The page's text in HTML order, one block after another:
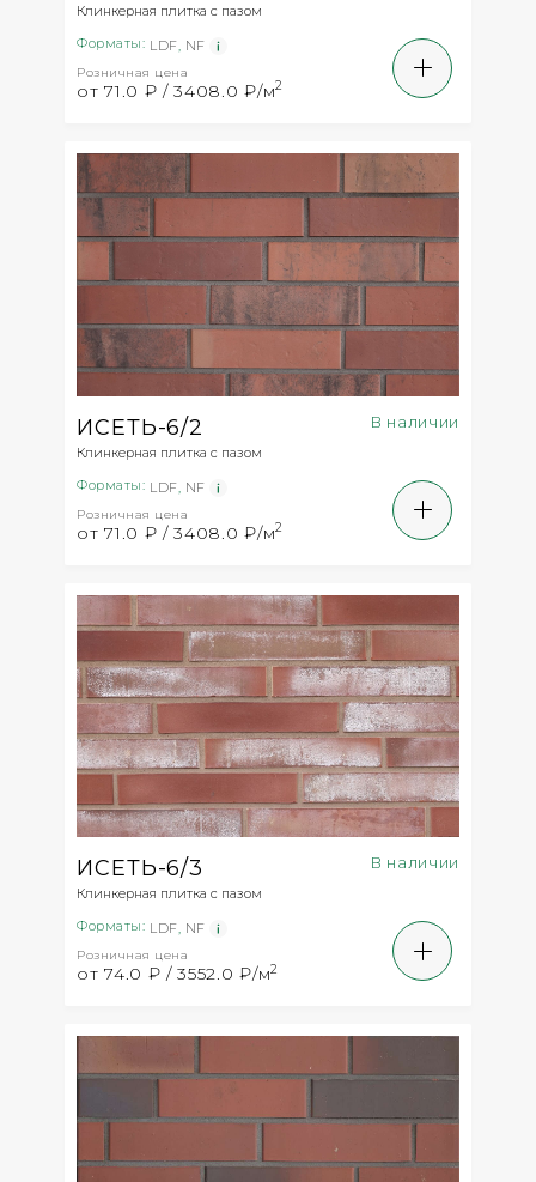
Клинкерная плитка с пазом
Форматы: LDF NF
Розничная цена
от 71.0 ₽ / 3408.0 ₽/м2
ИСЕТЬ-6/2
Клинкерная плитка с пазом
В наличии
Форматы: LDF NF
Розничная цена
от 71.0 ₽ / 3408.0 ₽/м2
ИСЕТЬ-6/3
Клинкерная плитка с пазом
В наличии
Форматы: LDF, NF
Розничная цена
от 74.0 ₽ / 3552.0 ₽/м2